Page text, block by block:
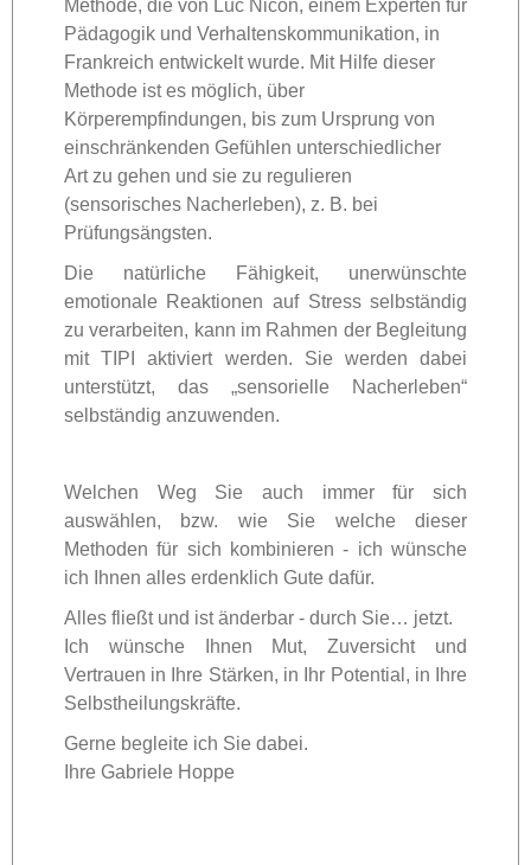
Methode, die von Luc Nicon, einem Experten für
Pädagogik und Verhaltenskommunikation, in
Frankreich entwickelt wurde. Mit Hilfe dieser
Methode ist es möglich, über
Körperempfindungen, bis zum Ursprung von
einschränkenden Gefühlen unterschiedlicher
Art zu gehen und sie zu regulieren
(sensorisches Nacherleben), z. B. bei
Prüfungsängsten.
Die natürliche Fähigkeit, unerwünschte
emotionale Reaktionen auf Stress selbständig
zu verarbeiten, kann im Rahmen der Begleitung
mit TIPI aktiviert werden. Sie werden dabei
unterstützt, das „sensorielle Nacherleben“
selbständig anzuwenden.
Welchen Weg Sie auch immer für sich
auswählen, bzw. wie Sie welche dieser
Methoden für sich kombinieren - ich wünsche
ich Ihnen alles erdenklich Gute dafür.
Alles fließt und ist änderbar - durch Sie… jetzt.
Ich wünsche Ihnen Mut, Zuversicht und
Vertrauen in Ihre Stärken, in Ihr Potential, in Ihre
Selbstheilungskräfte.
Gerne begleite ich Sie dabei.
Ihre Gabriele Hoppe